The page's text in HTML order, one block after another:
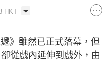
HKT
》雖然已正式落幕，但
從戲內延伸到戲外，由